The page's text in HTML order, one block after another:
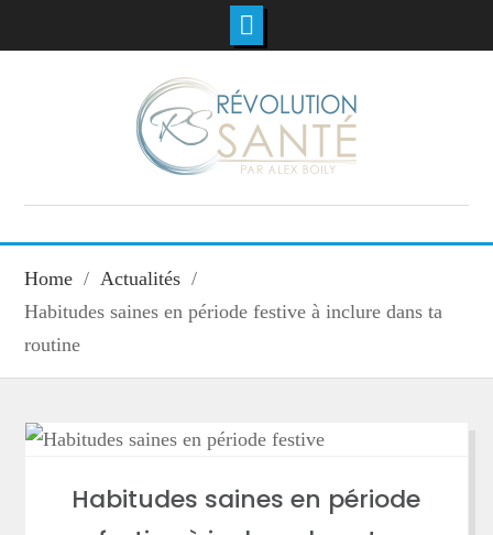
Home
Actualités
Habitudes saines en période festive à inclure dans ta
routine
Habitudes saines en période